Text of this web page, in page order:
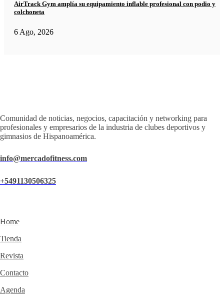
AirTrack Gym amplía su equipamiento inflable profesional con podio y
colchoneta
6 Ago, 2026
Comunidad de noticias, negocios, capacitación y networking para
profesionales y empresarios de la industria de clubes deportivos y
gimnasios de Hispanoamérica.
info@mercadofitness.com
+5491130506325
Home
Tienda
Revista
Contacto
Agenda